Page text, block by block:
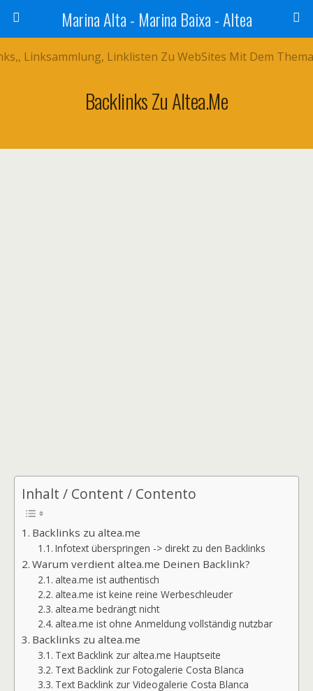
Marina Alta - Marina Baixa - Altea
Backlinks Zu Altea.me
Inhalt / Content / Contento
Backlinks zu altea.me
Infotext überspringen -> direkt zu den Backlinks
Warum verdient altea.me Deinen Backlink?
altea.me ist authentisch
altea.me ist keine reine Werbeschleuder
altea.me bedrängt nicht
altea.me ist ohne Anmeldung vollständig nutzbar
Backlinks zu altea.me
Text Backlink zur altea.me Hauptseite
Text Backlink zur Fotogalerie Costa Blanca
Text Backlink zur Videogalerie Costa Blanca